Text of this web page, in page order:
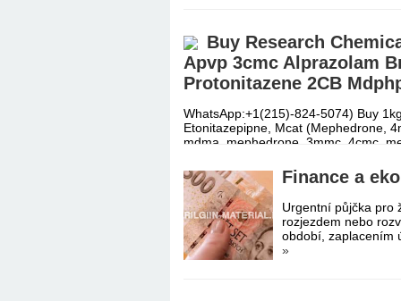
Etonitazepipne, Mcat (Mephedrone,
mdma, mephedrone, 3mmc, 4cmc,
Buy Research
Apvp 3cmc Alprazolam
Protonitazene 2CB
WhatsApp:+1(215)-824-5074) Buy
Etonitazepipne, Mcat (Mephedrone,
mdma, mephedrone, 3mmc, 4cmc,
Finance a
Urgentní půjčka pro
rozjezdem nebo
období,
»